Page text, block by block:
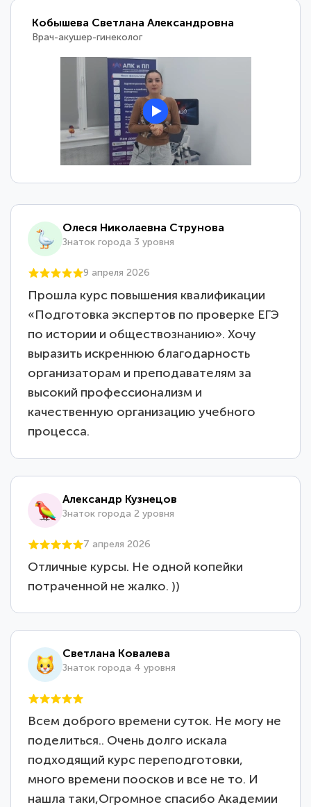
Кобышева Светлана Александровна
Врач-акушер-гинеколог
Олеся Николаевна Струнова
Знаток города 3 уровня
9 апреля 2026
Прошла курс повышения квалификации
«Подготовка экспертов по проверке ЕГЭ
по истории и обществознанию». Хочу
выразить искреннюю благодарность
организаторам и преподавателям за
высокий профессионализм и
качественную организацию учебного
процесса.
Александр Кузнецов
Знаток города 2 уровня
7 апреля 2026
Отличные курсы. Не одной копейки
потраченной не жалко. ))
Светлана Ковалева
Знаток города 4 уровня
Всем доброго времени суток. Не могу не
поделиться.. Очень долго искала
подходящий курс переподготовки,
много времени поосков и все не то. И
нашла таки,Огромное спасибо Академии